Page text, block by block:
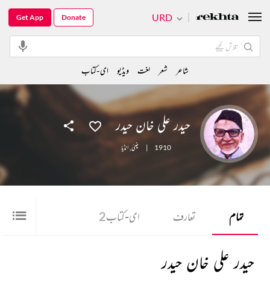
حیدر علی خان حیدر
1910
| چنئی,انڈیا
تمام تعارف ای-کتاب2
حیدر علی خان حیدر
URD
Get App Donate
شاعر شعر لغت ویڈیو ای-کتاب